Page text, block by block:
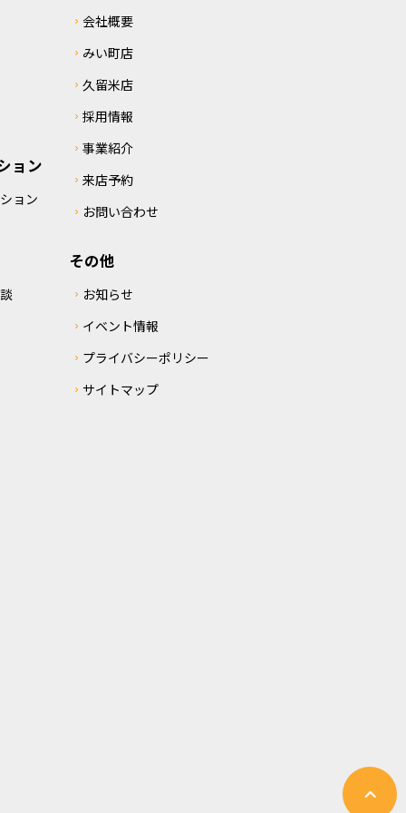
ョン
ョン
会社概要
みい町店
久留米店
採用情報
事業紹介
来店予約
お問い合わせ
その他
お知らせ
イベント情報
プライバシーポリシー
サイトマップ